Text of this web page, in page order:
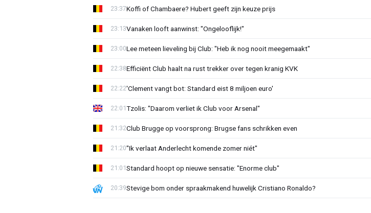
Koffi of Chambaere? Hubert geeft zijn keuze prijs
23:37
Vanaken looft aanwinst: "Ongelooflijk!"
23:13
Lee meteen lieveling bij Club: "Heb ik nog nooit meegemaakt"
23:00
Efficiënt Club haalt na rust trekker over tegen kranig KVK
22:38
'Clement vangt bot: Standard eist 8 miljoen euro'
22:22
Tzolis: "Daarom verliet ik Club voor Arsenal"
22:01
Club Brugge op voorsprong: Brugse fans schrikken even
21:32
"Ik verlaat Anderlecht komende zomer niét"
21:20
Standard hoopt op nieuwe sensatie: "Enorme club"
21:01
Stevige bom onder spraakmakend huwelijk Cristiano Ronaldo?
20:39